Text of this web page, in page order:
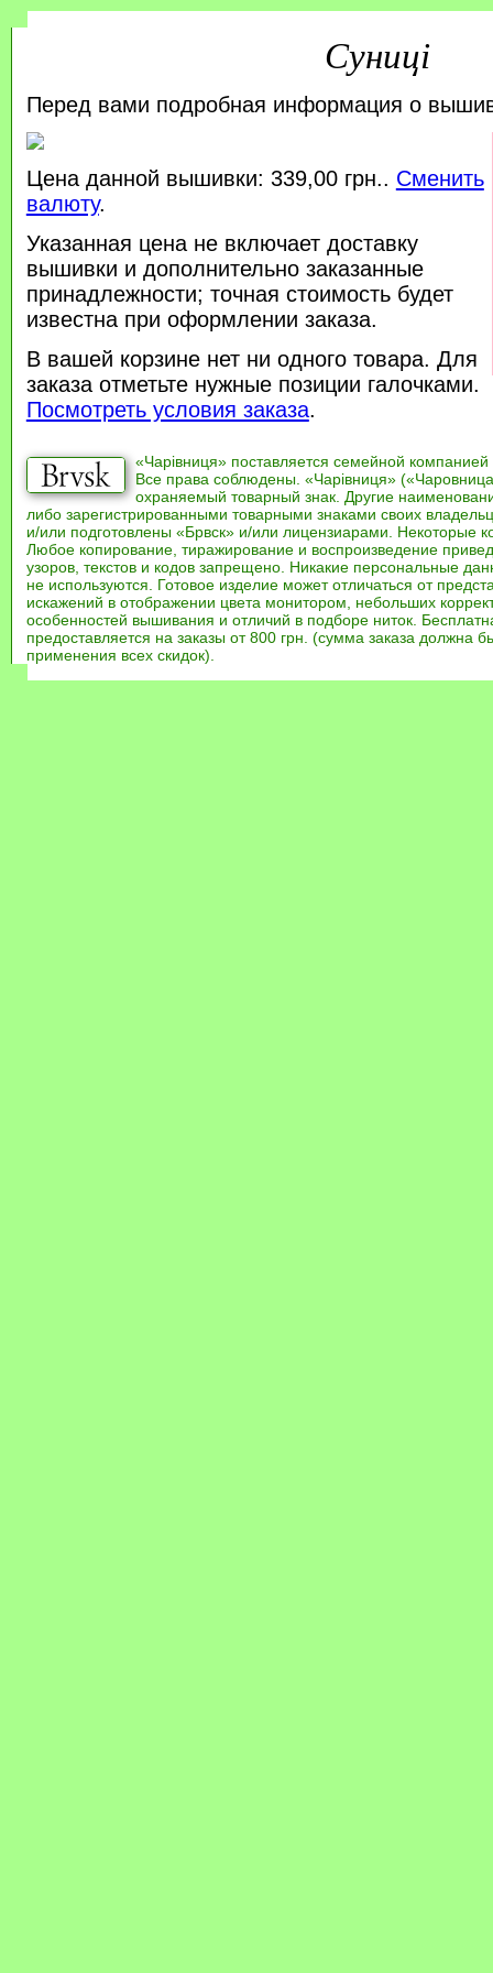
Суниці
Перед вами подробная информация о
Цена данной вышивки: 339,00 грн.. Сменить
валюту.
Указанная цена не включает доставку
вышивки и дополнительно заказанные
принадлежности; точная стоимость будет
известна при оформлении заказа.
В вашей корзине нет ни одного товара. Для
заказа отметьте нужные позиции галочками.
Посмотреть условия заказа.
«Чарівниця» поставляется семейной компанией
Все права соблюдены. «Чарівниця»
охраняемый товарный знак. Другие
либо зарегистрированными товарными знаками своих
и/или подготовлены «Брвск» и/или лицензиарами. Некоторые
Любое копирование, тиражирование и воспроизведение
узоров, текстов и кодов запрещено. Никакие персональные
не используются. Готовое изделие может отличаться от
искажений в отображении цвета монитором, небольших
особенностей вышивания и отличий в подборе ниток.
предоставляется на заказы от 800 грн. (сумма заказа должна
применения всех скидок).